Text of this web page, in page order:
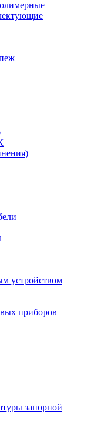
устройством
приборов
запорной